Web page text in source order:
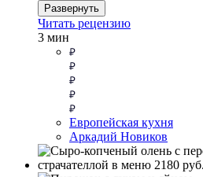
Развернуть
Читать рецензию
3 мин
Европейская кухня
Аркадий Новиков